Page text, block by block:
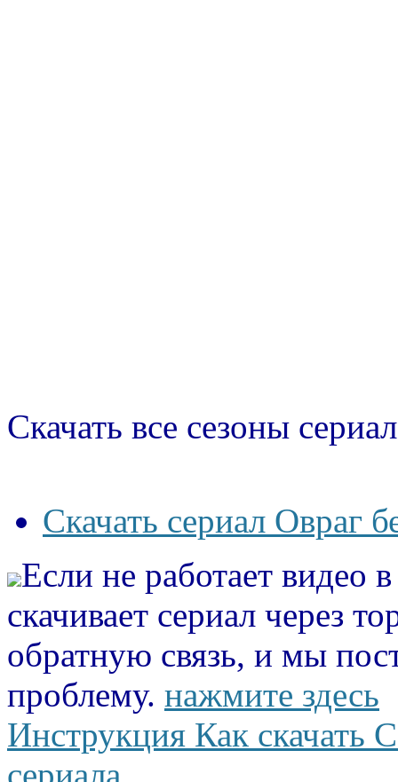
Скачать все сезоны
Скачать сериал Овраг
Если не работает видео
скачивает сериал через
обратную связь, и мы
проблему. нажмите здесь
Инструкция Как скачать